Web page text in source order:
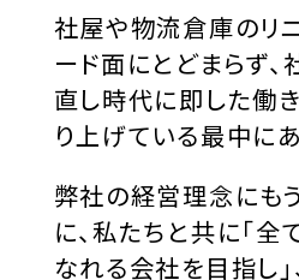
お問い合わせ
社屋や物流倉庫のリ
ード面にとどまらず
直し時代に即した働
り上げている最中にあ
弊社の経営理念にも
に、私たちと共に「
なれる会社を目指し